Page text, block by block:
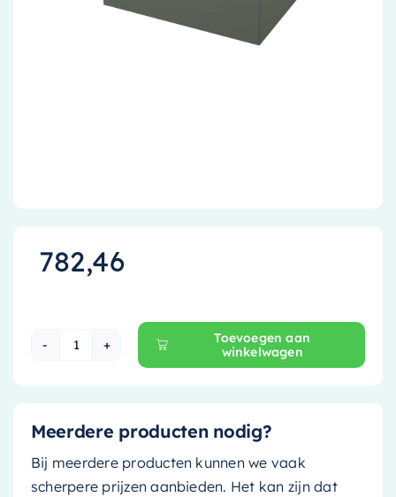
782,46
Ink Wastafelonderkast - 80 cm x 45 cm -
Toevoegen aan
winkelwagen
Meerdere producten nodig?
Bij meerdere producten kunnen we vaak
scherpere prijzen aanbieden. Het kan zijn dat